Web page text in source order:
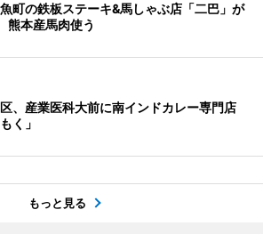
町の鉄板ステーキ&馬しゃぶ店「二巴」が
本産馬肉使う
、産業医科大前に南インドカレー専門店
く」
もっと見る